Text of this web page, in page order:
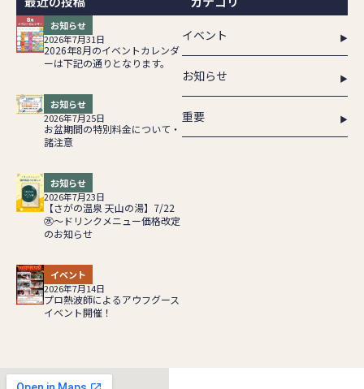
お知らせ
2026年7月31日
2026年8月のイベントカレンダ
ーは下記の通りとなります。
お知らせ
2026年7月25日
お盆期間の特別料金について・
諸注意
お知らせ
2026年7月23日
【さがの温泉 天山の湯】7/22
㊌～ドリンクメニュー価格改定
のお知らせ
イベント
2026年7月14日
プロ熱波師によるアウフグース
イベント開催！
イベント
お知らせ
重要